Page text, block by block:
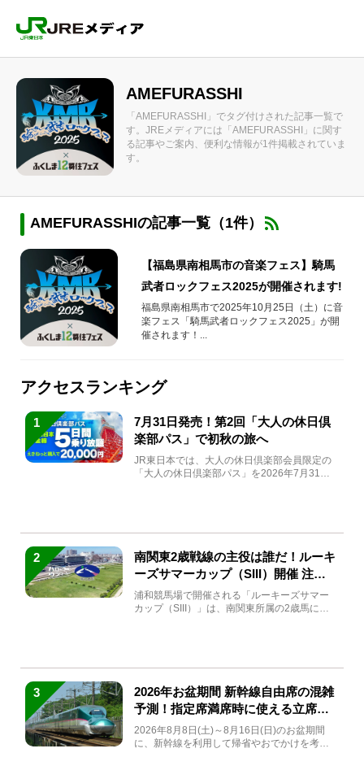
AMEFURASSHI
「AMEFURASSHI」でタグ付けされた記事一覧で
す。JREメディアには「AMEFURASSHI」に関す
る記事やご案内、便利な情報が1件掲載されていま
す。
AMEFURASSHIの記事一覧（1件）
【福島県南相馬市の音楽フェス】騎馬
武者ロックフェス2025が開催されます!
福島県南相馬市で2025年10月25日（土）に音
楽フェス「騎馬武者ロックフェス2025」が開
催されます！...
アクセスランキング
1
7月31日発売！第2回「大人の休日倶
楽部パス」で初秋の旅へ
JR東日本では、大人の休日倶楽部会員限定の
「大人の休日倶楽部パス」を2026年7月31日
2
南関東2歳戦線の主役は誰だ！ルーキ
ーズサマーカップ（SIII）開催 注目
馬と見どころをチェック
浦和競馬場で開催される「ルーキーズサマー
カップ（SIII）」は、南関東所属の2歳馬によ
3
2026年お盆期間 新幹線自由席の混雑
予測！指定席満席時に使える立席特
急券も解説
2026年8月8日(土)～8月16日(日)のお盆期間
に、新幹線を利用して帰省やおでかけを考え